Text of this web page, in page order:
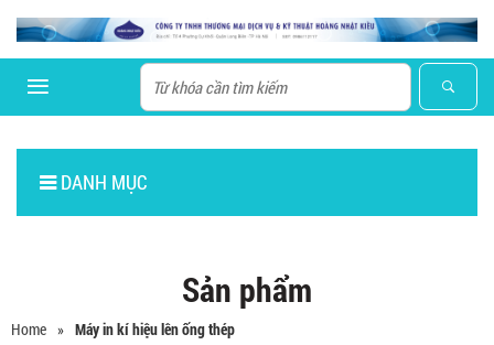
DANH MỤC
Sản phẩm
Home » Máy in kí hiệu lên ống thép